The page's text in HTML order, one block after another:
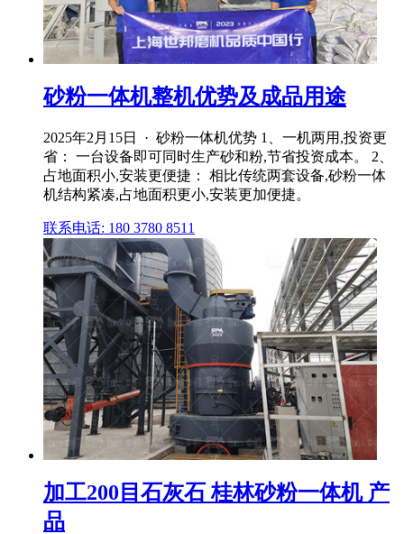
砂粉一体机整机优势及成品用途
2025年2月15日 · 砂粉一体机优势 1、一机两用,投资更
省： 一台设备即可同时生产砂和粉,节省投资成本。 2、
占地面积小,安装更便捷： 相比传统两套设备,砂粉一体
机结构紧凑,占地面积更小,安装更加便捷。
联系电话: 180 3780 8511
加工200目石灰石 桂林砂粉一体机 产
品